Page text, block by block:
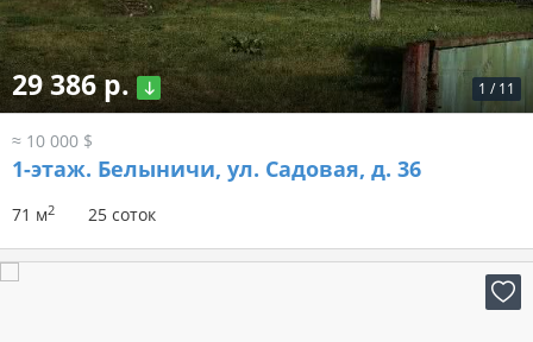
1 / 11
29 386 р.
≈ 10 000 $
1-этаж. Белыничи, ул. Садовая, д. 36
71 м2 25 соток